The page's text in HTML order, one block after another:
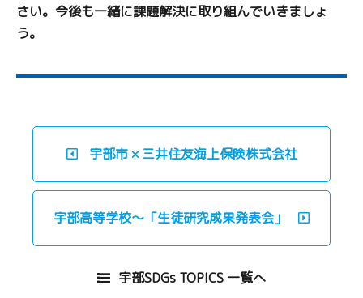
さい。今後も一緒に課題解決に取り組んでいきましょ
う。
宇部市 × 三井住友海上保険株式会社
宇部高等学校～「生徒研究成果発表会」
宇部SDGs TOPICS 一覧へ